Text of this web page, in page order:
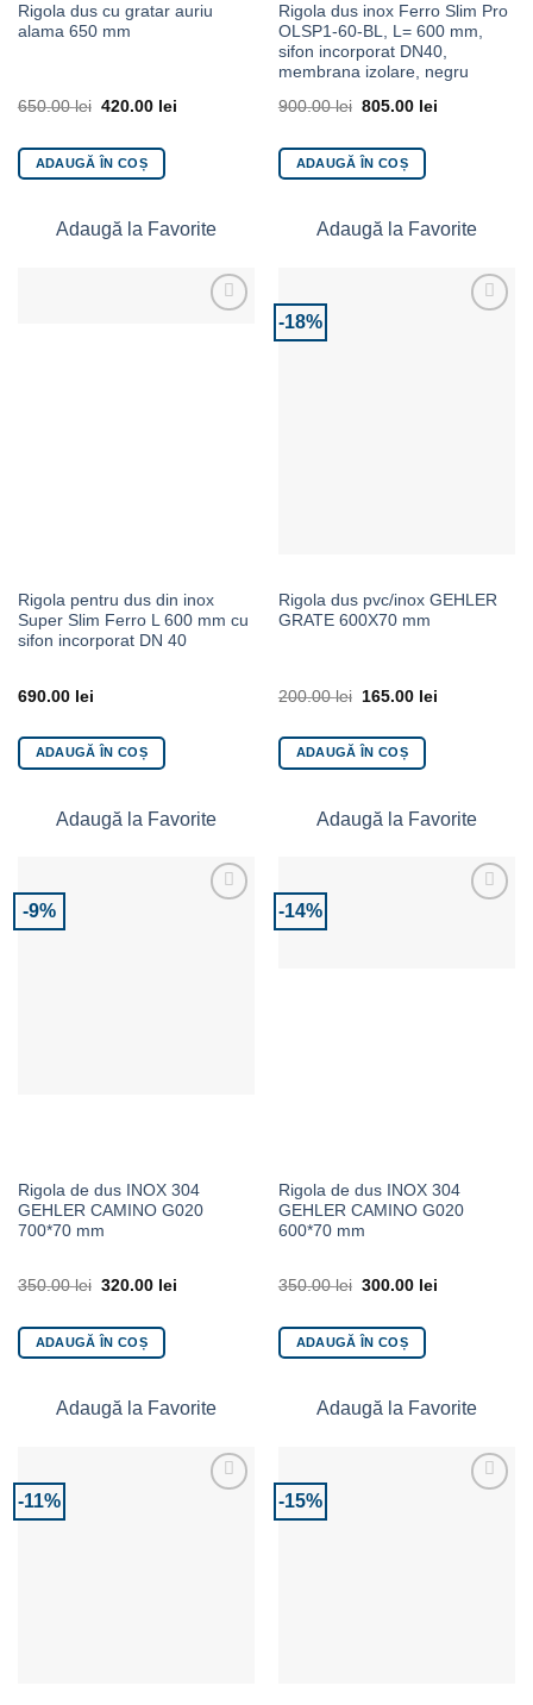
Rigola dus cu gratar auriu
alama 650 mm
650.00lei 420.00 lei
ADAUGĂ ÎN COȘ
Adaugă la Favorite
Rigola dus inox Ferro Slim Pro
OLSP1-60-BL, L= 600 mm,
sifon incorporat DN40,
membrana izolare, negru
900.00lei 805.00 lei
ADAUGĂ ÎN COȘ
Adaugă la Favorite
Rigola pentru dus din inox
Super Slim Ferro L 600 mm cu
sifon incorporat DN 40
690.00 lei
ADAUGĂ ÎN COȘ
Adaugă la Favorite
-18%
Rigola dus pvc/inox GEHLER
GRATE 600X70 mm
200.00lei 165.00 lei
ADAUGĂ ÎN COȘ
Adaugă la Favorite
-9%
Rigola de dus INOX 304
GEHLER CAMINO G020
700*70 mm
350.00lei 320.00 lei
ADAUGĂ ÎN COȘ
Adaugă la Favorite
-14%
Rigola de dus INOX 304
GEHLER CAMINO G020
600*70 mm
350.00lei 300.00 lei
ADAUGĂ ÎN COȘ
Adaugă la Favorite
-11% -15%